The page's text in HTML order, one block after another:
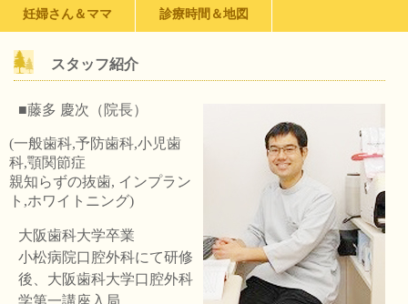
妊婦さん＆ママ 診療時間＆地図
スタッフ紹介
■藤多 慶次（院長）
(一般歯科,予防歯科,小児歯
科,顎関節症
親知らずの抜歯, インプラン
ト,ホワイトニング)
大阪歯科大学卒業
小松病院口腔外科にて研修
後、大阪歯科大学口腔外科
学第一講座入局